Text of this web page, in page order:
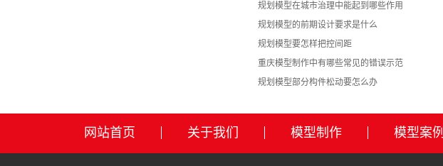
规划模型在城市治理中能起到哪些作用
规划模型的前期设计要求是什么
规划模型要怎样把控间距
重庆模型制作中有哪些常见的错误示范
规划模型部分构件松动要怎么办
网站首页 关于我们 模型制作 模型案例